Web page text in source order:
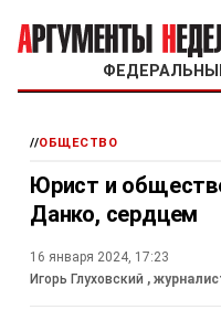
//ОБЩЕСТВО
Юрист и
Данко, сердцем
16 января 2024, 17:23
Игорь Глуховский ,